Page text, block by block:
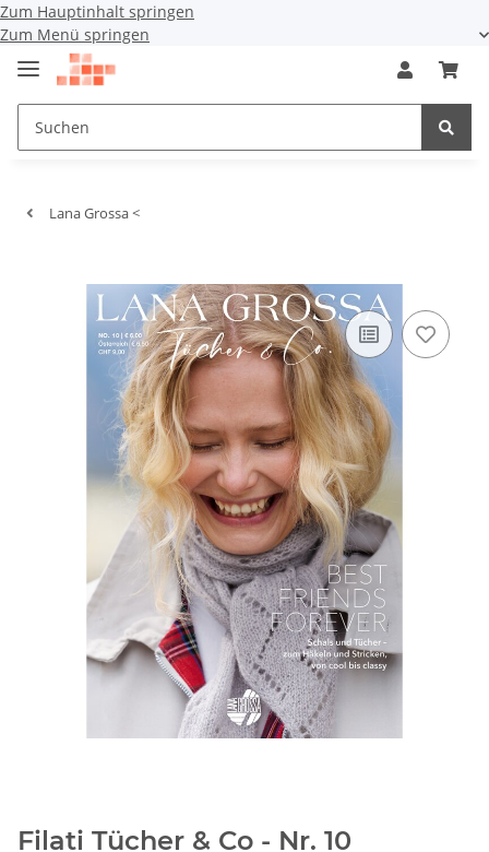
Zum Hauptinhalt springen
Zum Menü springen
Lana Grossa <
Filati Tücher & Co - Nr. 10